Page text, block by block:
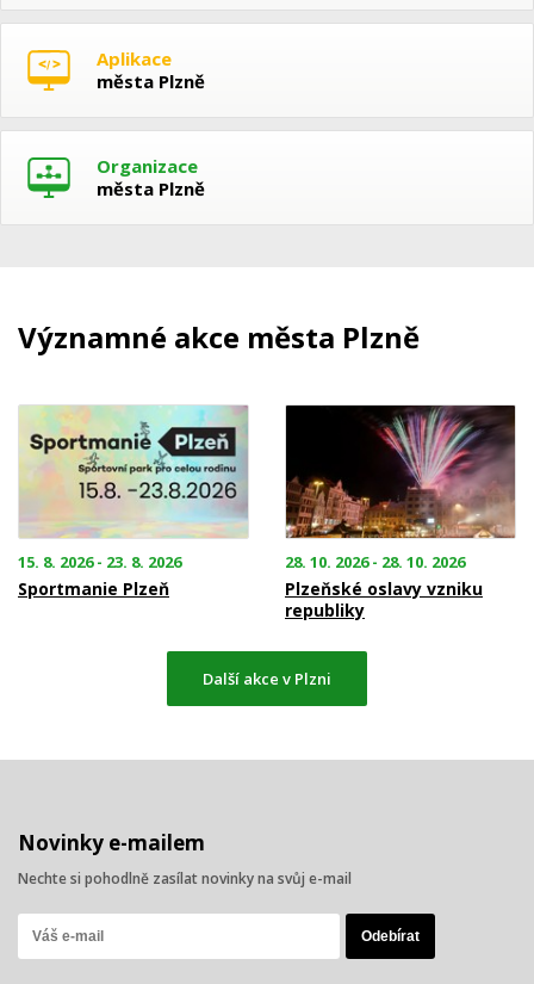
Aplikace
města Plzně
Organizace
města Plzně
Významné akce města Plzně
15. 8. 2026 - 23. 8. 2026
Sportmanie Plzeň
28. 10. 2026 - 28. 10. 2026
Plzeňské oslavy vzniku
republiky
Další akce v Plzni
Novinky e-mailem
Nechte si pohodlně zasílat novinky na svůj e-mail